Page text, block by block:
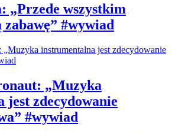
„Przede wszystkim
#wywiad
„Muzyka
jest zdecydowanie
#wywiad